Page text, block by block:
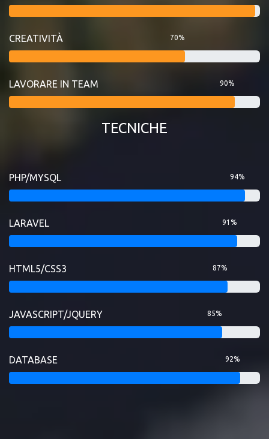
CREATIVITÀ 70%
LAVORARE IN TEAM 90%
TECNICHE
PHP/MYSQL 94%
LARAVEL 91%
HTML5/CSS3 87%
JAVASCRIPT/JQUERY 85%
DATABASE 92%